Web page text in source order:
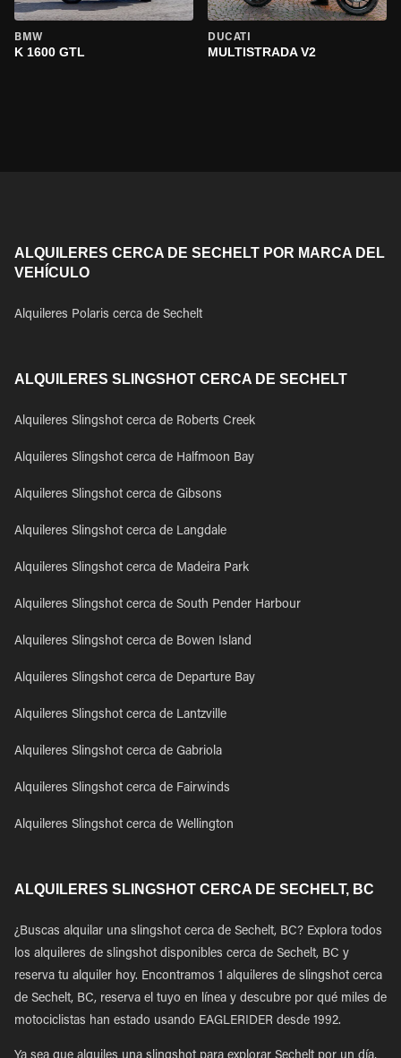
BMW
K 1600 GTL
DUCATI
MULTISTRADA V2
ALQUILERES CERCA DE SECHELT POR MARCA DEL
VEHÍCULO
Alquileres Polaris cerca de Sechelt
ALQUILERES SLINGSHOT CERCA DE SECHELT
Alquileres Slingshot cerca de Roberts Creek
Alquileres Slingshot cerca de Halfmoon Bay
Alquileres Slingshot cerca de Gibsons
Alquileres Slingshot cerca de Langdale
Alquileres Slingshot cerca de Madeira Park
Alquileres Slingshot cerca de South Pender Harbour
Alquileres Slingshot cerca de Bowen Island
Alquileres Slingshot cerca de Departure Bay
Alquileres Slingshot cerca de Lantzville
Alquileres Slingshot cerca de Gabriola
Alquileres Slingshot cerca de Fairwinds
Alquileres Slingshot cerca de Wellington
ALQUILERES SLINGSHOT CERCA DE SECHELT, BC
¿Buscas alquilar una slingshot cerca de Sechelt, BC? Explora todos
los alquileres de slingshot disponibles cerca de Sechelt, BC y
reserva tu alquiler hoy. Encontramos 1 alquileres de slingshot cerca
de Sechelt, BC, reserva el tuyo en línea y descubre por qué miles de
motociclistas han estado usando EAGLERIDER desde 1992.